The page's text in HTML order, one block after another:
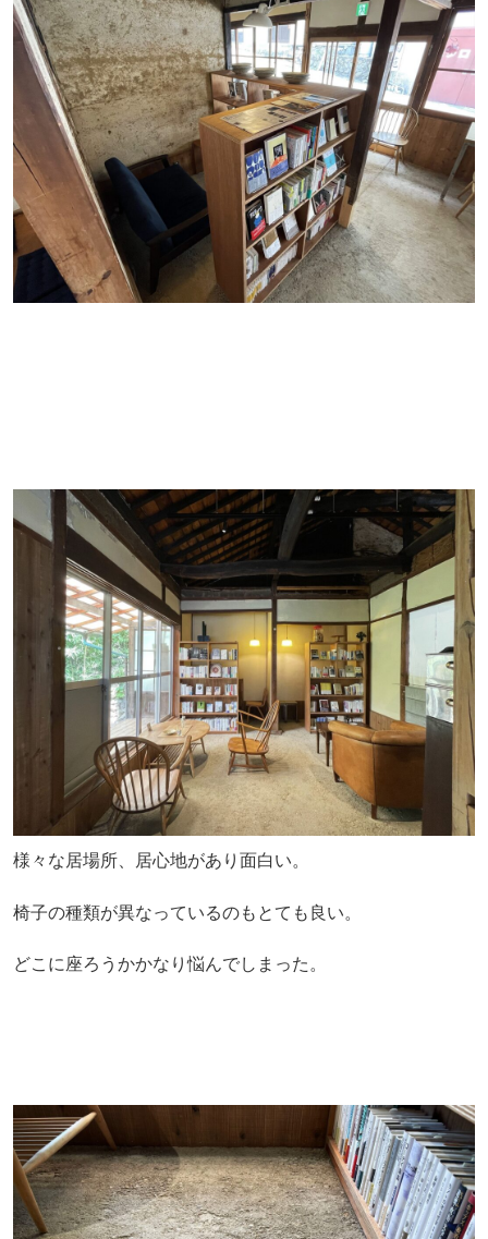
様々な居場所、居心地があり面白い。
椅子の種類が異なっているのもとても良い。
どこに座ろうかかなり悩んでしまった。